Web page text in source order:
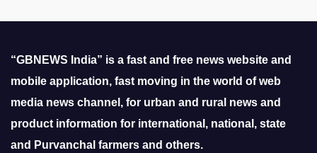
“GBNEWS India” is a fast and free news website and
mobile application, fast moving in the world of web
media news channel, for urban and rural news and
product information for international, national, state
and Purvanchal farmers and others.